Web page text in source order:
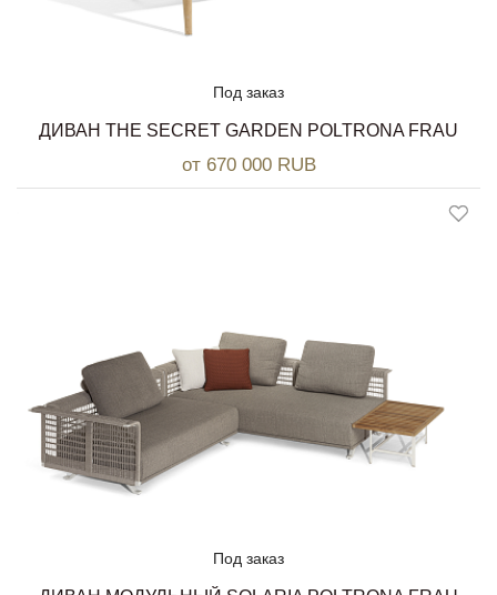
Под заказ
ДИВАН THE SECRET GARDEN POLTRONA FRAU
от 670 000 RUB
Под заказ